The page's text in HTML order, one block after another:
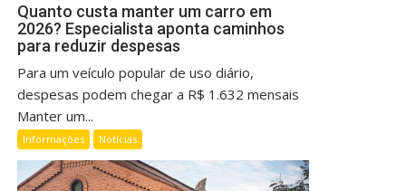
Quanto custa manter um carro em
2026? Especialista aponta caminhos
para reduzir despesas
Para um veículo popular de uso diário,
despesas podem chegar a R$ 1.632 mensais
Manter um...
Informações Notícias